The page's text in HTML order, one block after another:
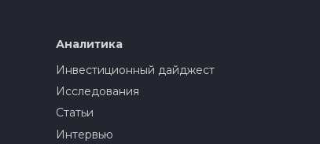
Аналитика
Инвестиционный дайджест
Исследования
Статьи
Интервью